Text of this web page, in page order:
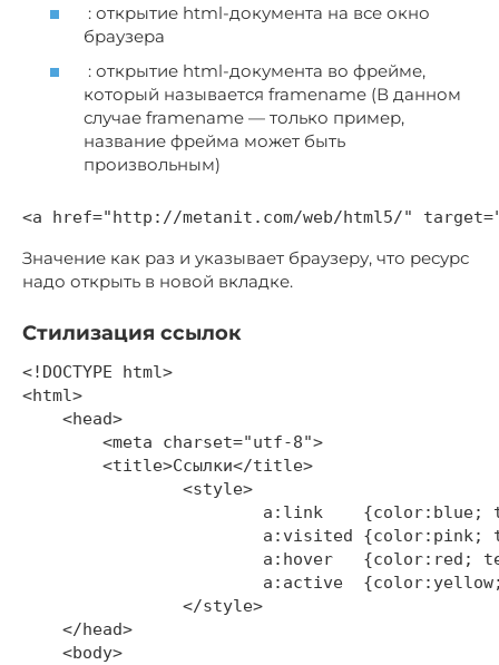
: открытие html-документа на все окно
браузера
: открытие html-документа во фрейме,
который называется framename (В данном
случае framename — только пример,
название фрейма может быть
произвольным)
Значение как раз и указывает браузеру, что ресурс
надо открыть в новой вкладке.
Стилизация ссылок
<!DOCTYPE html>
<html>
    <head>
        <meta charset="utf-8">
        <title>Ссылки</title>
    </head>
    <body>